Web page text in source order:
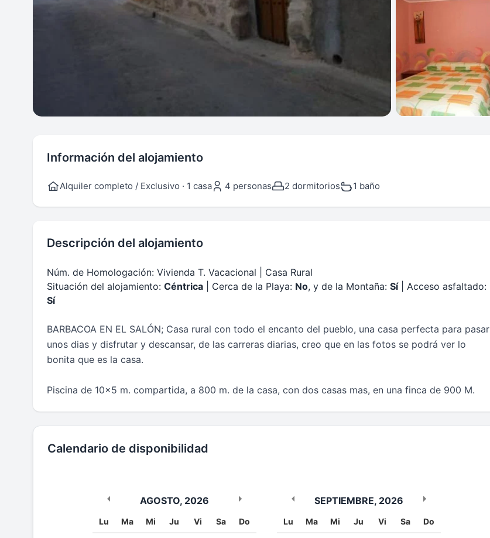
Información del alojamiento
Alquiler completo / Exclusivo · 1 casa 4 personas 2 dormitorios 1 baño
Descripción del alojamiento
Núm. de Homologación: Vivienda T. Vacacional | Casa Rural
Situación del alojamiento: Céntrica | Cerca de la Playa: No, y de la Montaña: Sí| Acceso asfaltado:
Sí
BARBACOA EN EL SALÓN; Casa rural con todo el encanto del pueblo, una casa perfecta para pasar
unos dias y disfrutar y descansar, de las carreras diarias, creo que en las fotos se podrá ver lo
bonita que es la casa.
Piscina de 10x5 m. compartida, a 800 m. de la casa, con dos casas mas, en una finca de 900 M.
Calendario de disponibilidad
AGOSTO, 2026
Lu Ma Mi Ju Vi Sa Do
SEPTIEMBRE, 2026
Lu Ma Mi Ju Vi Sa Do